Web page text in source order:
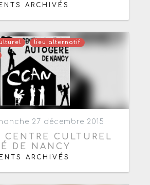
ARCHIVÉS
lieu alternatif
27 décembre 2015
CENTRE CULTUREL
DE NANCY
ARCHIVÉS